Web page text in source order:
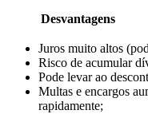
Desvantagens
Juros muito altos
Risco de acumular
Pode levar ao
Multas e encargos
rapidamente;